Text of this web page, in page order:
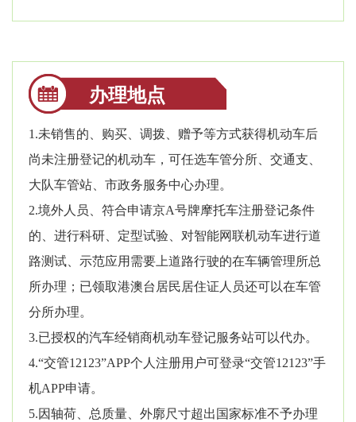
办理地点
1.未销售的、购买、调拨、赠予等方式获得机动车后
尚未注册登记的机动车，可任选车管分所、交通支、
大队车管站、市政务服务中心办理。
2.境外人员、符合申请京A号牌摩托车注册登记条件
的、进行科研、定型试验、对智能网联机动车进行道
路测试、示范应用需要上道路行驶的在车辆管理所总
所办理；已领取港澳台居民居住证人员还可以在车管
分所办理。
3.已授权的汽车经销商机动车登记服务站可以代办。
4.“交管12123”APP个人注册用户可登录“交管12123”手
机APP申请。
5.因轴荷、总质量、外廓尺寸超出国家标准不予办理